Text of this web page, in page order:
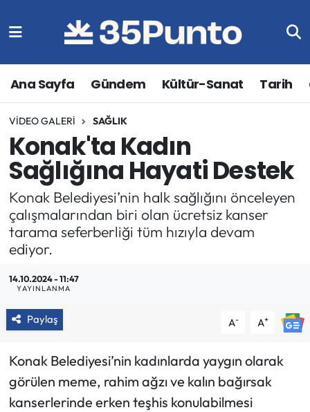
Ana Sayfa Gündem Kültür-Sanat Tarih
VIDEO GALERI SAĞLIK
Konak'ta Kadın
Sağlığına Hayati Destek
Konak Belediyesi’nin halk sağlığını önceleyen
çalışmalarından biri olan ücretsiz kanser
tarama seferberliği tüm hızıyla devam
ediyor.
14.10.2024 - 11:47
YAYINLANMA
Paylaş A- A+
Konak Belediyesi’nin kadınlarda yaygın olarak
görülen meme, rahim ağzı ve kalın bağırsak
kanserlerinde erken teşhis konulabilmesi